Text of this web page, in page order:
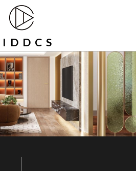
I  D  D  C  S
空間設計
部落格分類